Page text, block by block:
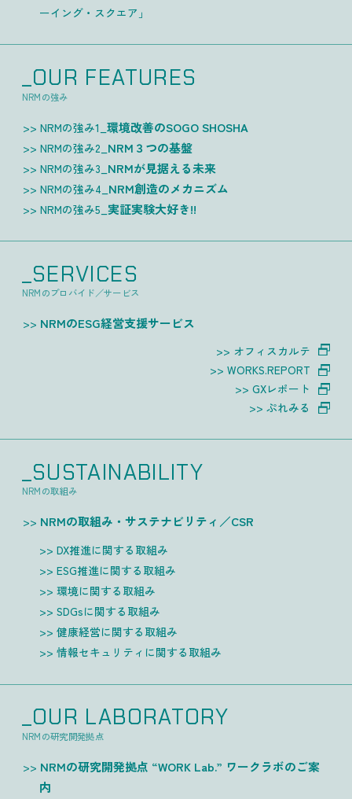
ーイング・スクエア」
_OUR FEATURES
NRMの強み
NRMの強み1_環境改善のSOGO SHOSHA
NRMの強み2_ NRM３つの基盤
NRMの強み3_ NRMが見据える未来
NRMの強み4_ NRM創造のメカニズム
NRMの強み5_実証実験大好き!!
_SERVICES
NRMのプロバイド／サービス
NRMのESG経営支援サービス
オフィスカルテ
WORKS.REPORT
GXレポート
ぷれみる
_SUSTAINABILITY
NRMの取組み
NRMの取組み・サステナビリティ／CSR
DX推進に関する取組み
ESG推進に関する取組み
環境に関する取組み
SDGsに関する取組み
健康経営に関する取組み
情報セキュリティに関する取組み
_OUR LABORATORY
NRMの研究開発拠点
NRMの研究開発拠点 “WORK Lab.” ワークラボのご案
内